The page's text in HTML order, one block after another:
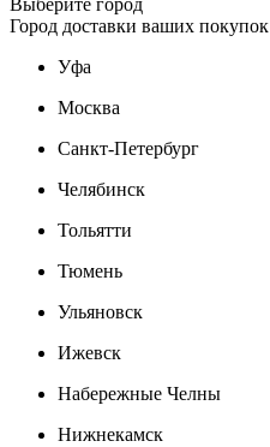
Город доставки ваших покупок
Уфа
Москва
Санкт-Петербург
Челябинск
Тольятти
Тюмень
Ульяновск
Ижевск
Набережные Челны
Нижнекамск